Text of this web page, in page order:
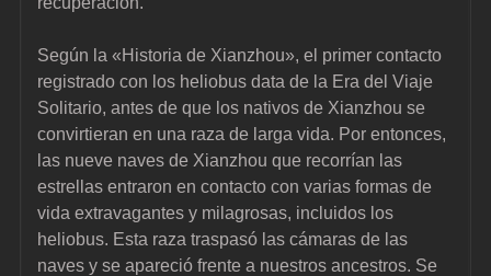
Según la «Historia de Xianzhou», el primer contacto
registrado con los heliobus data de la Era del Viaje
Solitario, antes de que los nativos de Xianzhou se
convirtieran en una raza de larga vida. Por entonces,
las nueve naves de Xianzhou que recorrían las
estrellas entraron en contacto con varias formas de
vida extravagantes y milagrosas, incluidos los
heliobus. Esta raza traspasó las cámaras de las
naves y se apareció frente a nuestros ancestros. Se